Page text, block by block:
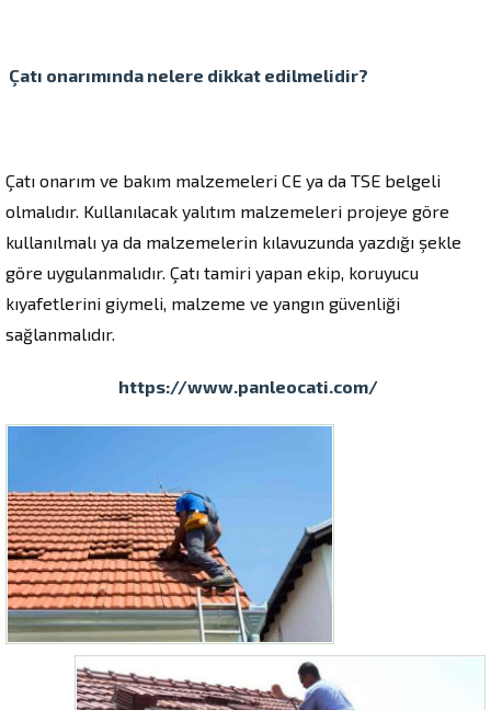
Çatı onarımında nelere dikkat edilmelidir?
Çatı onarım ve bakım malzemeleri CE ya da TSE belgeli
olmalıdır. Kullanılacak yalıtım malzemeleri projeye göre
kullanılmalı ya da malzemelerin kılavuzunda yazdığı şekle
göre uygulanmalıdır. Çatı tamiri yapan ekip, koruyucu
kıyafetlerini giymeli, malzeme ve yangın güvenliği
sağlanmalıdır.
https://www.panleocati.com/